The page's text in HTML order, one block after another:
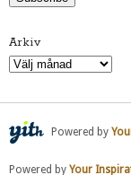
Arkiv
Arkiv
Powered by
Powered by Your